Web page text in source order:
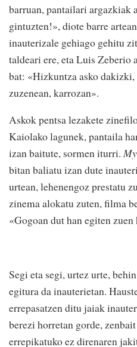
barruan, pantailari argazkiak
gintuzten!», diote barre
inauterizale gehiago gehitu
taldeari ere, eta Luis Zeberio
bat: «Hizkuntza asko dakizki,
zuzenean, karrozan».
Askok pentsa lezakete
Kaiolako lagunek, pantaila
izan baitute, sormen iturri. My
bitan baliatu izan dute
urtean, lehenengoz prestatu
zinema alokatu zuten, filma
«Gogoan dut han egiten
Segi eta segi, urtez urte,
egitura da inauterietan.
errepasatzen ditu jaiak
berezi horretan gorde,
errepikatuko ez direnaren